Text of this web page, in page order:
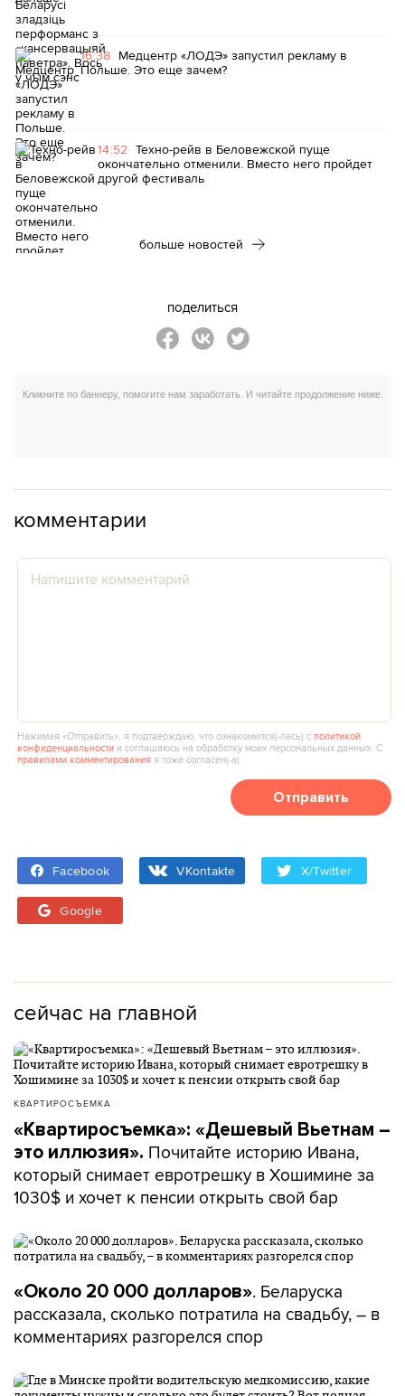
16:38 Медцентр «ЛОДЭ» запустил рекламу в
Польше. Это еще зачем?
14:52 Техно-рейв в Беловежской пуще
окончательно отменили. Вместо него пройдет
другой фестиваль
больше новостей
поделиться
комментарии
Нажимая «Отправить», я подтверждаю, что ознакомился(‑лась) сполитикой
конфиденциальности и соглашаюсь на обработку моих персональных данных. С
правилами комментирования я тоже согласен(‑а).
Отправить
Facebook VKontakte X/Twitter
Google
сейчас на главной
КВАРТИРОСЪЕМКА
«Квартиросъемка»: «Дешевый Вьетнам –
это иллюзия». Почитайте историю Ивана,
который снимает евротрешку в Хошимине за
1030$ и хочет к пенсии открыть свой бар
«Около 20 000 долларов». Беларуска
рассказала, сколько потратила на свадьбу, – в
комментариях разгорелся спор